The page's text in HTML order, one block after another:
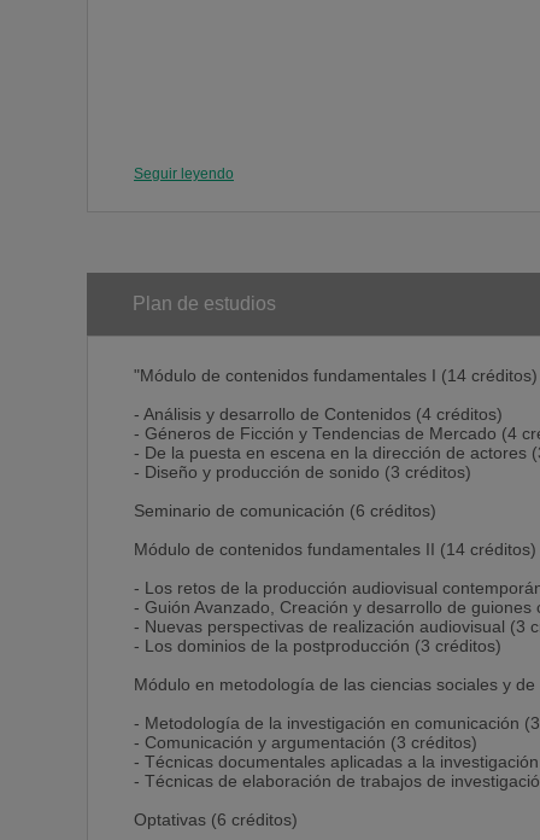
Seguir leyendo
Plan de estudios
"Módulo de contenidos fundamentales I (14 créditos)
- Análisis y desarrollo de Contenidos (4 créditos)
- Géneros de Ficción y Tendencias de Mercado (4
- De la puesta en escena en la dirección de actores
- Diseño y producción de sonido (3 créditos)
Seminario de comunicación (6 créditos)
Módulo de contenidos fundamentales II (14 créditos)
- Los retos de la producción audiovisual
- Guión Avanzado, Creación y desarrollo de
- Nuevas perspectivas de realización audiovisual (3
- Los dominios de la postproducción (3 créditos)
Módulo en metodología de las ciencias sociales y
- Metodología de la investigación en comunicación
- Comunicación y argumentación (3 créditos)
- Técnicas documentales aplicadas a la
- Técnicas de elaboración de trabajos de
Optativas (6 créditos)